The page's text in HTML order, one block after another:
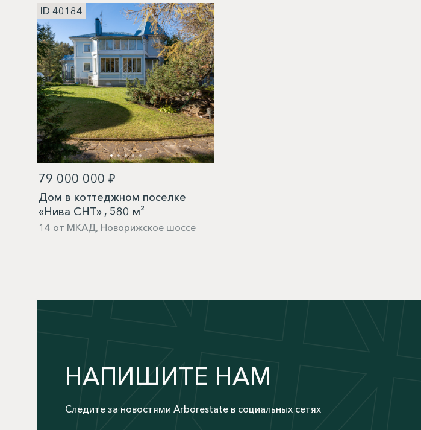
ID 40184
79 000 000 ₽
Дом в коттеджном поселке
«Нива СНТ» , 580 м²
14 от МКАД, Новорижское шоссе
НАПИШИТЕ НАМ
Следите за новостями Arborestate в социальных сетях